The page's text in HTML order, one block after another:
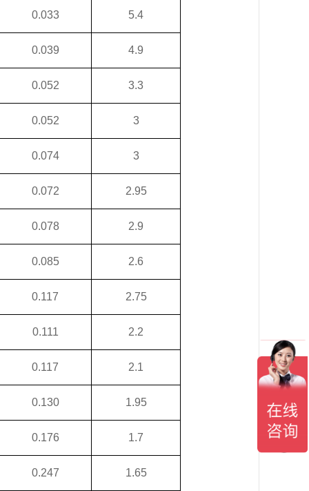
0.033 5.4
0.039 4.9
0.052 3.3
0.052 3
0.074 3
0.072 2.95
0.078 2.9
0.085 2.6
0.117 2.75
0.111 2.2
0.117 2.1
0.130 1.95
0.176 1.7
0.247 1.65